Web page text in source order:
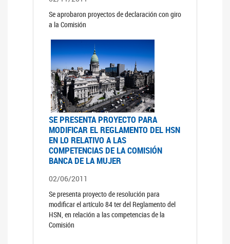
Se aprobaron proyectos de declaración con giro
a la Comisión
SE PRESENTA PROYECTO PARA
MODIFICAR EL REGLAMENTO DEL HSN
EN LO RELATIVO A LAS
COMPETENCIAS DE LA COMISIÓN
BANCA DE LA MUJER
02/06/2011
Se presenta proyecto de resolución para
modificar el artículo 84 ter del Reglamento del
HSN, en relación a las competencias de la
Comisión